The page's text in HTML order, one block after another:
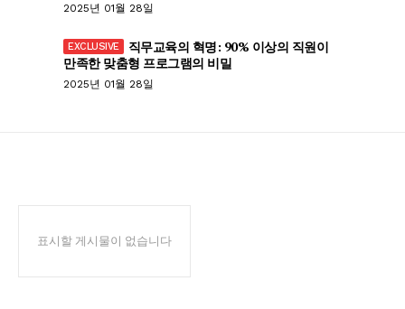
2025년 01월 28일
직무교육의 혁명: 90% 이상의 직원이
만족한 맞춤형 프로그램의 비밀
2025년 01월 28일
표시할 게시물이 없습니다